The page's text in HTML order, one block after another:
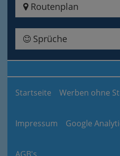
Routenplan
Sprüche
Startseite Werben ohne
Impressum Google